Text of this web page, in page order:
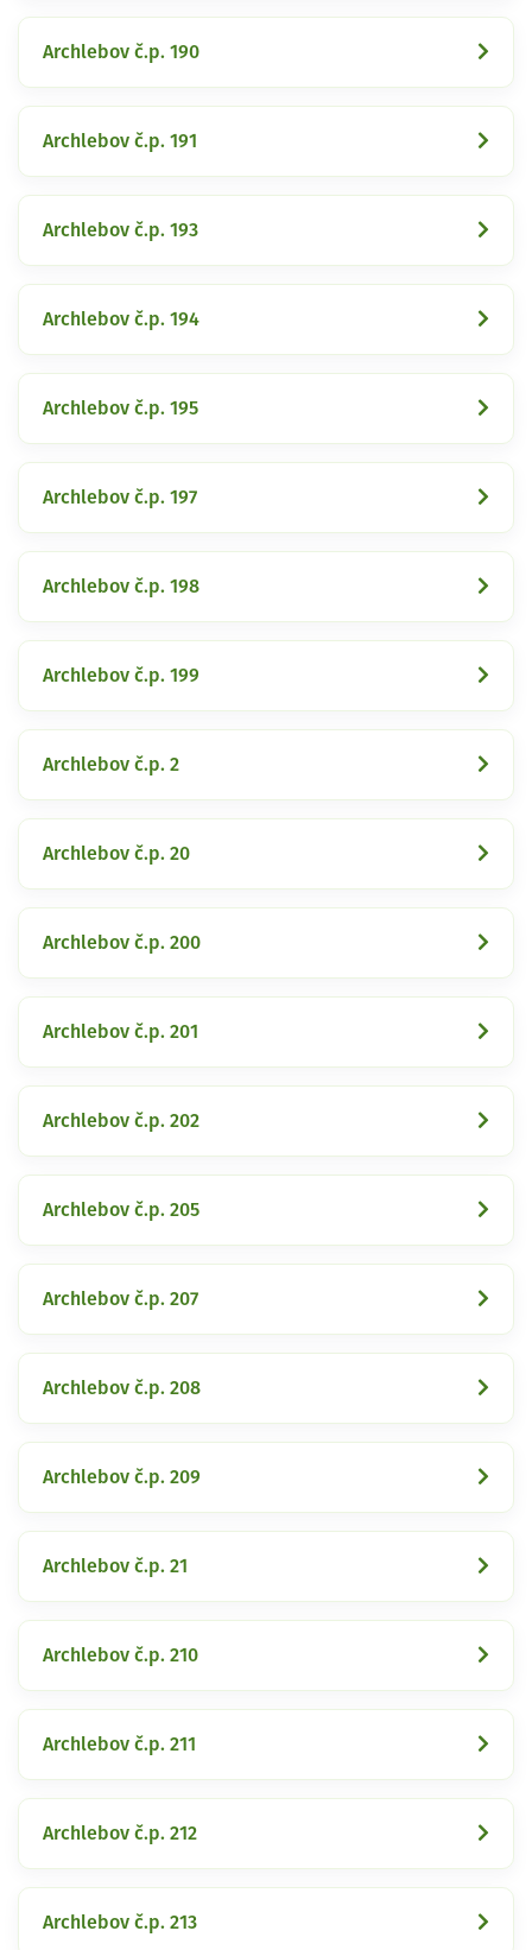
Archlebov č.p. 190
Archlebov č.p. 191
Archlebov č.p. 193
Archlebov č.p. 194
Archlebov č.p. 195
Archlebov č.p. 197
Archlebov č.p. 198
Archlebov č.p. 199
Archlebov č.p. 2
Archlebov č.p. 20
Archlebov č.p. 200
Archlebov č.p. 201
Archlebov č.p. 202
Archlebov č.p. 205
Archlebov č.p. 207
Archlebov č.p. 208
Archlebov č.p. 209
Archlebov č.p. 21
Archlebov č.p. 210
Archlebov č.p. 211
Archlebov č.p. 212
Archlebov č.p. 213